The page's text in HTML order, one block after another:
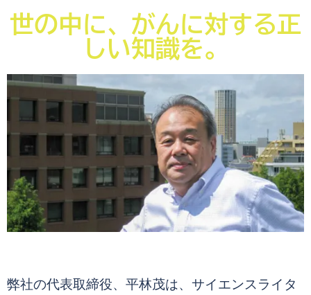
世の中に、がんに対する正
しい知識を。
弊社の代表取締役、平林茂は、サイエンスライタ